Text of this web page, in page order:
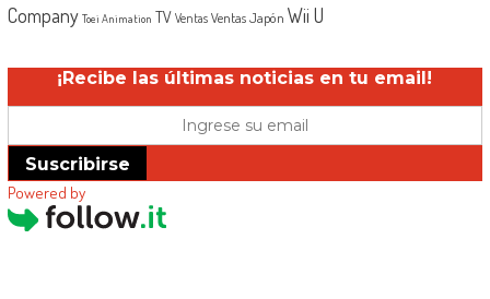
Company Toei Animation TV Ventas Ventas Japón Wii U
¡Recibe las últimas noticias en tu email!
Suscribirse
Powered by